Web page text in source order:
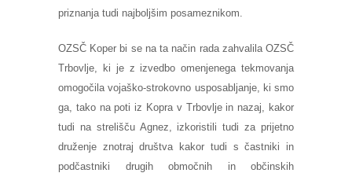
priznanja tudi najboljšim posameznikom.
OZSČ Koper bi se na ta način rada zahvalila OZSČ
Trbovlje, ki je z izvedbo omenjenega tekmovanja
omogočila vojaško-strokovno usposabljanje, ki smo
ga, tako na poti iz Kopra v Trbovlje in nazaj, kakor
tudi na strelišču Agnez, izkoristili tudi za prijetno
druženje znotraj društva kakor tudi s častniki in
podčastniki drugih območnih in občinskih